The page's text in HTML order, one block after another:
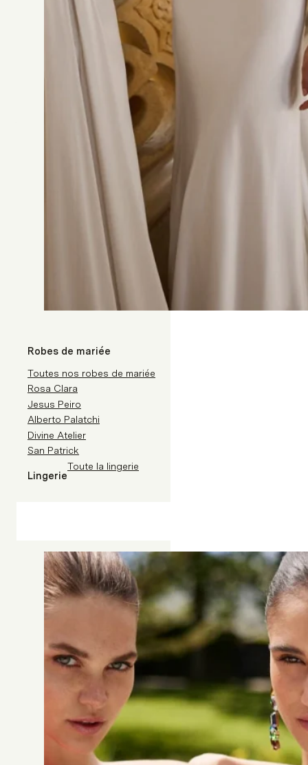
Robes de mariée
Toutes nos robes de mariée
Rosa Clara
Jesus Peiro
Alberto Palatchi
Divine Atelier
San Patrick
Lingerie
Toute la lingerie
im ezau